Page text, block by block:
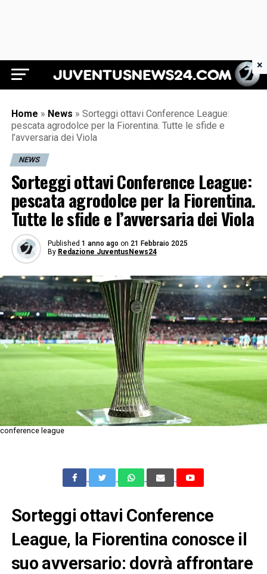
Juventus News 24
Home » News » Sorteggi ottavi Conference League:
pescata agrodolce per la Fiorentina. Tutte le sfide e
l’avversaria dei Viola
NEWS
Sorteggi ottavi Conference League:
pescata agrodolce per la Fiorentina.
Tutte le sfide e l’avversaria dei Viola
Published 1 anno ago on 21 Febbraio 2025
By Redazione JuventusNews24
conference league
Sorteggi ottavi Conference
League, la Fiorentina conosce il
suo avversario: dovrà affrontare
×